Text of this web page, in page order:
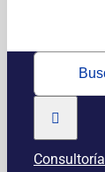
Buscar:
Consultoría